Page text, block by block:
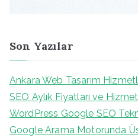
Son Yazılar
Ankara Web Tasarım
SEO Aylık Fiyatları ve
WordPress Google SEO
Google Arama Motorunda